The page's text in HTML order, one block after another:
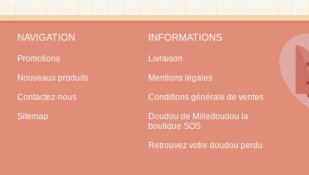
NAVIGATION
Promotions
Nouveaux produits
Contactez-nous
Sitemap
INFORMATIONS
Livraison
Mentions légales
Conditions générale de ventes
Doudou de Milledoudou la
boutique SOS
Retrouvez votre doudou perdu